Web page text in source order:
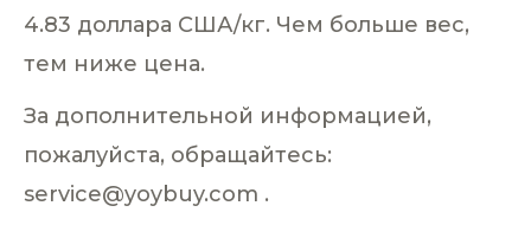
4.83 доллара США/кг. Чем больше вес,
тем ниже цена.
За дополнительной информацией,
пожалуйста, обращайтесь:
service@yoybuy.com .